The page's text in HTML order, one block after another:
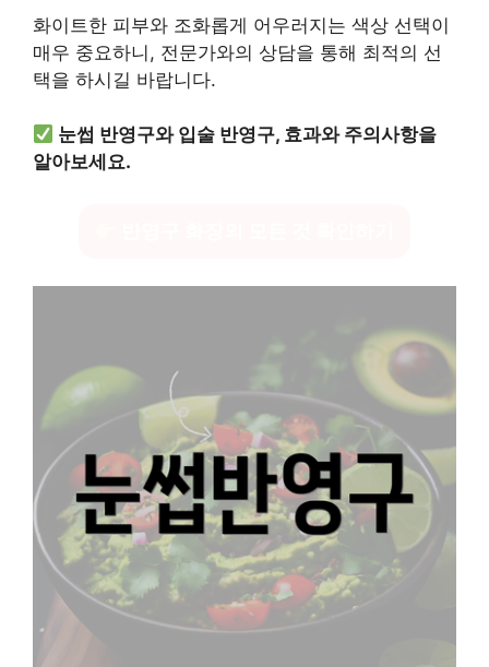
화이트한 피부와 조화롭게 어우러지는 색상 선택이
매우 중요하니, 전문가와의 상담을 통해 최적의 선
택을 하시길 바랍니다.
눈썹 반영구와 입술 반영구, 효과와 주의사항을
알아보세요.